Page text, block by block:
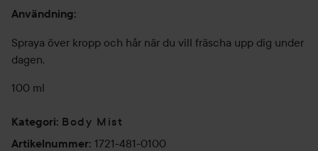
Användning:
Spraya över kropp och hår när du vill fräscha upp dig under
dagen.
100 ml
Kategori: Body Mist
Artikelnummer: 1721-481-0100